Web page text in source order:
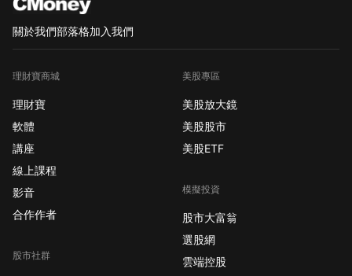
關於我們部落格加入我們
理財寶商城
理財寶
軟體
講座
線上課程
影音
合作作者
股市社群
美股專區
美股放大鏡
美股股市
美股ETF
模擬投資
股市大富翁
選股網
雲端控股